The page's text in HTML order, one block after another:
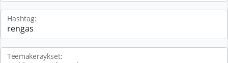
Hashtag:
Teemakeräykset: